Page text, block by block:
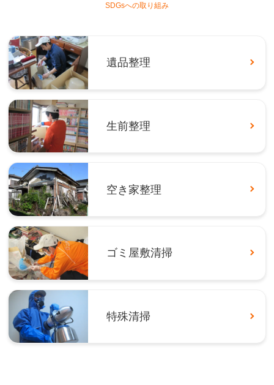
SDGsへの取り組み
遺品整理
生前整理
空き家整理
ゴミ屋敷清掃
特殊清掃